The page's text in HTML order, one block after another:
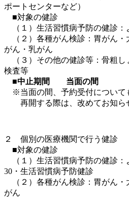
ポートセンターなど）
■対象の健診
（１）生活習慣病予防の健診：
（２）各種がん検診：胃がん・
がん・乳がん
（３）その他の健診等：骨粗し
検査等
■中止期間 当面の間
※当面の間、予約受付について
再開する際は、改めてお知ら
２ 個別の医療機関で行う健診
■対象の健診
（１）生活習慣病予防の健診：
30・生活習慣病予防健診
（２）各種がん検診：胃がん・
がん